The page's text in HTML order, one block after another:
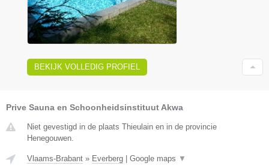
BEKIJK VOLLEDIG PROFIEL
Prive Sauna en Schoonheidsinstituut Akwa
Niet gevestigd in de plaats Thieulain en in de provincie
Henegouwen.
Vlaams-Brabant » Everberg Google maps ▼